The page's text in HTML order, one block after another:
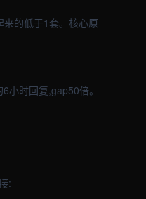
的低于1套。核心原
小时回复,gap50倍。
: